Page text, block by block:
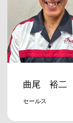
曲尾 裕二
セールス